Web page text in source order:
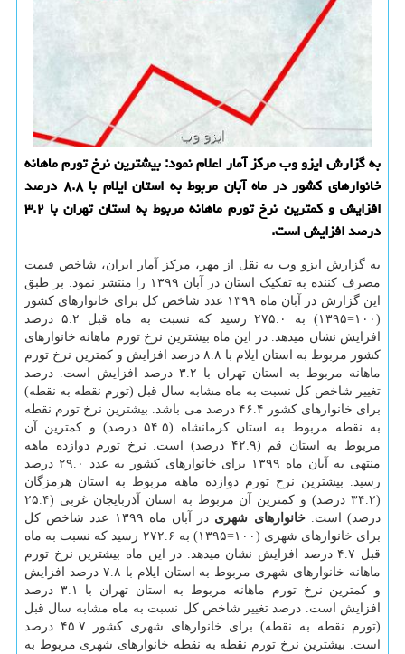
به گزارش ایزو وب مركز آمار اعلام نمود: بیشترین نرخ تورم ماهانه
خانوارهای كشور در ماه آبان مربوط به استان ایلام با ۸.۸ درصد
افزایش و كمترین نرخ تورم ماهانه مربوط به استان تهران با ۳.۲
درصد افزایش است.
به گزارش ایزو وب به نقل از مهر، مرکز آمار ایران، شاخص قیمت
مصرف کننده به تفکیک استان در آبان ۱۳۹۹ را منتشر نمود. بر طبق
این گزارش در آبان ماه ۱۳۹۹ عدد شاخص کل برای خانوارهای کشور
(۱۰۰=۱۳۹۵) به ۲۷۵.۰ رسید که نسبت به ماه قبل ۵.۲ درصد
افزایش نشان میدهد. در این ماه بیشترین نرخ تورم ماهانه خانوارهای
کشور مربوط به استان ایلام با ۸.۸ درصد افزایش و کمترین نرخ تورم
ماهانه مربوط به استان تهران با ۳.۲ درصد افزایش است. درصد
تغییر شاخص کل نسبت به ماه مشابه سال قبل (تورم نقطه به نقطه)
برای خانوارهای کشور ۴۶.۴ درصد می باشد. بیشترین نرخ تورم نقطه
به نقطه مربوط به استان کرمانشاه (۵۴.۵ درصد) و کمترین آن
مربوط به استان قم (۴۲.۹ درصد) است. نرخ تورم دوازده ماهه
منتهی به آبان ماه ۱۳۹۹ برای خانوارهای کشور به عدد ۲۹.۰ درصد
رسید. بیشترین نرخ تورم دوازده ماهه مربوط به استان هرمزگان
(۳۴.۲ درصد) و کمترین آن مربوط به استان آذربایجان غربی (۲۵.۴
درصد) است.خانوارهای شهری
در آبان ماه ۱۳۹۹ عدد شاخص کل
برای خانوارهای شهری (۱۰۰=۱۳۹۵) به ۲۷۲.۶ رسید که نسبت به ماه
قبل ۴.۷ درصد افزایش نشان میدهد. در این ماه بیشترین نرخ تورم
ماهانه خانوارهای شهری مربوط به استان ایلام با ۷.۸ درصد افزایش
و کمترین نرخ تورم ماهانه مربوط به استان تهران با ۳.۱ درصد
افزایش است. درصد تغییر شاخص کل نسبت به ماه مشابه سال قبل
(تورم نقطه به نقطه) برای خانوارهای شهری کشور ۴۵.۷ درصد
است. بیشترین نرخ تورم نقطه به نقطه خانوارهای شهری مربوط به